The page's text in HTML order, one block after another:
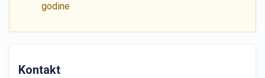
godine
Kontakt